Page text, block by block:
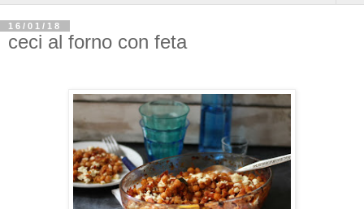
16/01/18
ceci al forno con feta